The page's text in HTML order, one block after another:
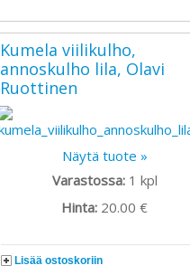
Kumela viilikulho,
annoskulho lila, Olavi
Ruottinen
Näytä tuote »
Varastossa: 1 kpl
Hinta: 20.00 €
Lisää ostoskoriin